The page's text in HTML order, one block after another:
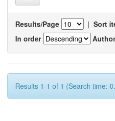
Results/Page | Sort
In order
Results 1-1 of 1 (Search time: